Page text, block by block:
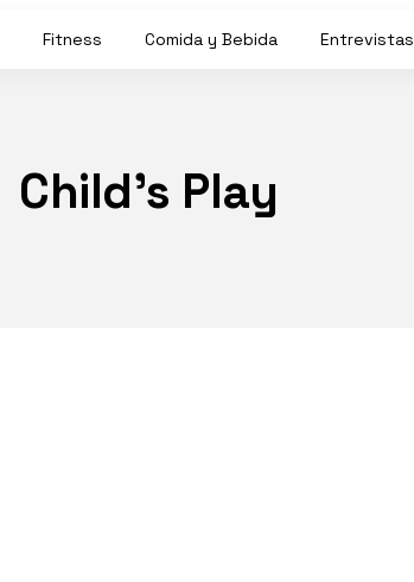
Fitness Comida y Bebida Entrevistas
Child’s Play